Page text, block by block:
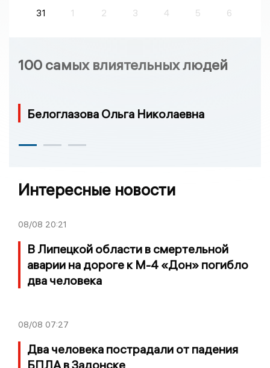
31
1 2 3 4 5 6
100 самых влиятельных людей
Белоглазова Ольга Николаевна
Интересные новости
08/08 20:21
В Липецкой области в смертельной
аварии на дороге к М-4 «Дон» погибло
два человека
08/08 07:27
Два человека пострадали от падения
БПЛА в Задонске